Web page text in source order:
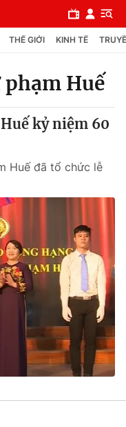
THẾ GIỚI KINH TẾ
Huế
kỷ niệm 60
Huế đã tổ chức lễ